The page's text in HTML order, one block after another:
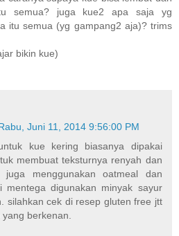
semua? juga kue2 apa saja yg
itu semua (yg gampang2 aja)? trims
bikin kue)
Juni 11, 2014 9:56:00 PM
kue kering biasanya dipakai
membuat teksturnya renyah dan
menggunakan oatmeal dan
mentega digunakan minyak sayur
silahkan cek di resep gluten free jtt
berkenan.